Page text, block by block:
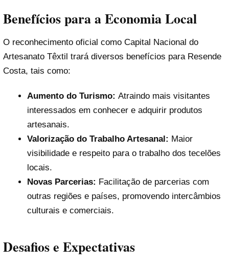
Benefícios para a Economia Local
O reconhecimento oficial como Capital Nacional do
Artesanato Têxtil trará diversos benefícios para Resende
Costa, tais como:
Aumento do Turismo: Atraindo mais visitantes
interessados em conhecer e adquirir produtos
artesanais.
Valorização do Trabalho Artesanal: Maior
visibilidade e respeito para o trabalho dos tecelões
locais.
Novas Parcerias: Facilitação de parcerias com
outras regiões e países, promovendo intercâmbios
culturais e comerciais.
Desafios e Expectativas